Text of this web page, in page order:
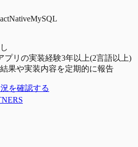
MySQL
プリの実装経験3年以上(2言語以上)
果や実装内容を定期的に報告
を確認する